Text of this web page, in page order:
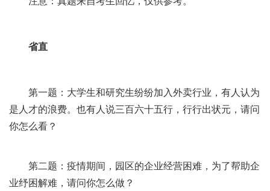
省直
第一题：大学生和研究生纷纷加入外卖行业，有人认为
是人才的浪费。也有人说三百六十五行，行行出状元，请问
你怎么看？
第二题：疫情期间，园区的企业经营困难，为了帮助企
业纾困解难，请问你怎么做？